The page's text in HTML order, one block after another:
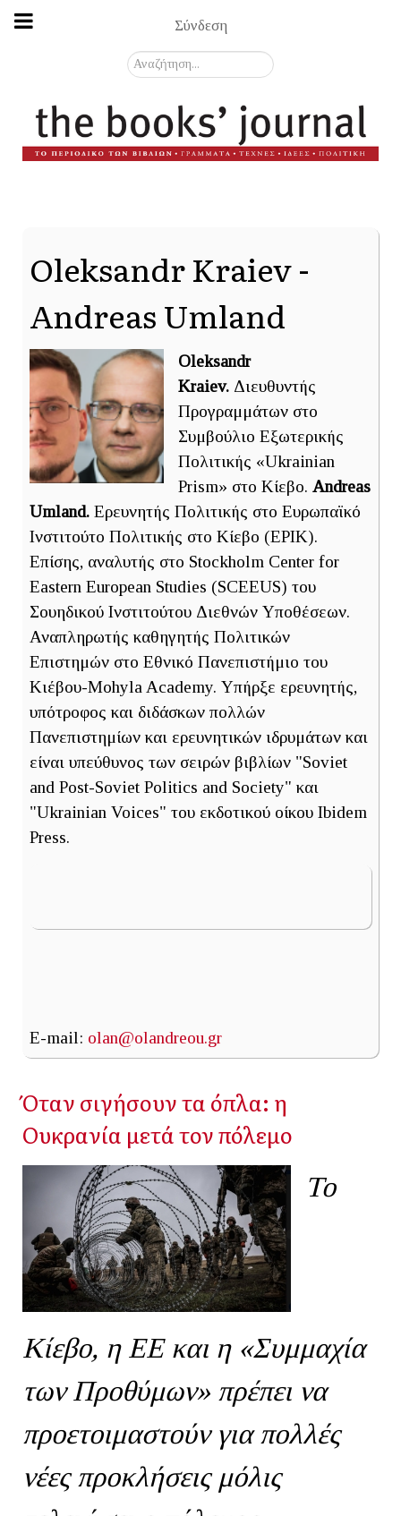
Σύνδεση
Αναζήτηση...
Oleksandr Kraiev -
Andreas Umland
Oleksandr
Kraiev. Διευθυντής
Προγραμμάτων στο
Συμβούλιο Εξωτερικής
Πολιτικής «Ukrainian
Prism» στο Κίεβο. Andreas
Umland. Ερευνητής Πολιτικής στο Ευρωπαϊκό
Ινστιτούτο Πολιτικής στο Κίεβο (EPIK).
Επίσης, αναλυτής στο Stockholm Center for
Eastern European Studies (SCEEUS) του
Σουηδικού Ινστιτούτου Διεθνών Υποθέσεων.
Αναπληρωτής καθηγητής Πολιτικών
Επιστημών στο Εθνικό Πανεπιστήμιο του
Κιέβου-Mohyla Academy. Υπήρξε ερευνητής,
υπότροφος και διδάσκων πολλών
Πανεπιστημίων και ερευνητικών ιδρυμάτων και
είναι υπεύθυνος των σειρών βιβλίων "Soviet
and Post-Soviet Politics and Society" και
"Ukrainian Voices" του εκδοτικού οίκου Ibidem
Press.
E-mail: olan@olandreou.gr
Όταν σιγήσουν τα όπλα: η
Ουκρανία μετά τον πόλεμο
Το
Κίεβο, η ΕΕ και η «Συμμαχία
των Προθύμων» πρέπει να
προετοιμαστούν για πολλές
νέες προκλήσεις μόλις